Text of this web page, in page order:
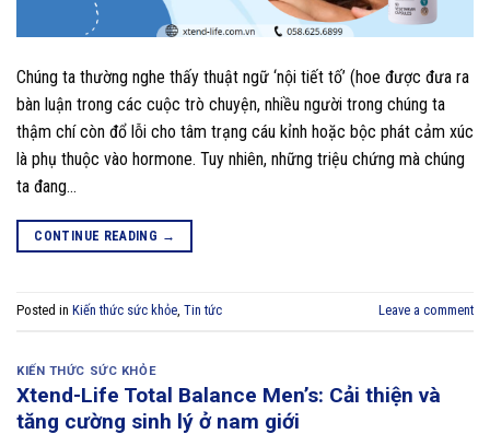
Chúng ta thường nghe thấy thuật ngữ ‘nội tiết tố’ (hoe được đưa ra
bàn luận trong các cuộc trò chuyện, nhiều người trong chúng ta
thậm chí còn đổ lỗi cho tâm trạng cáu kỉnh hoặc bộc phát cảm xúc
là phụ thuộc vào hormone. Tuy nhiên, những triệu chứng mà chúng
ta đang…
CONTINUE READING →
Posted in Kiến thức sức khỏe Tin tức Leave a comment
KIẾN THỨC SỨC KHỎE
Xtend-Life Total Balance Men’s: Cải thiện và
tăng cường sinh lý ở nam giới